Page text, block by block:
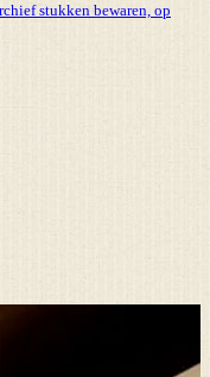
stukken bewaren, op